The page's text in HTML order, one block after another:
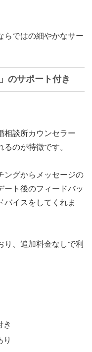
らではの細やかなサー
のサポート付き
相談所カウンセラー
のが特徴です。
ングからメッセージの
ート後のフィードバッ
バイス をしてくれま
、 追加料金なしで利
き
り